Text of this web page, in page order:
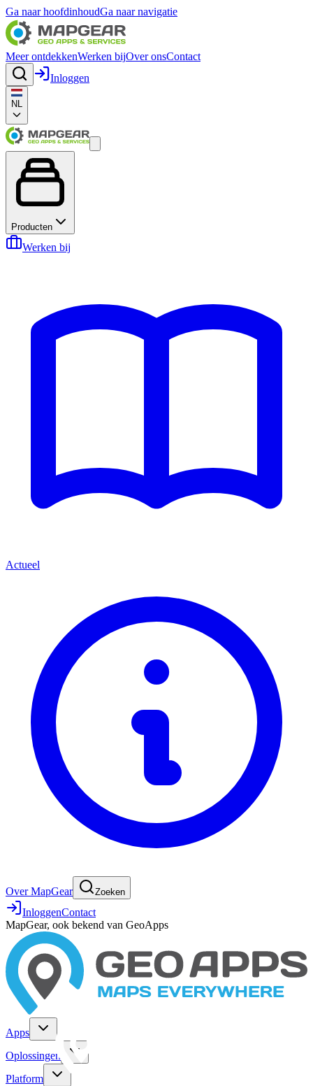
Ga naar hoofdinhoudGa naar navigatie
Meer ontdekkenWerken bijOver onsContact
Inloggen
NL
Producten
Werken bij
Actueel
Over MapGear Zoeken
InloggenContact
MapGear, ook bekend van GeoApps
Apps
Oplossingen
Platform